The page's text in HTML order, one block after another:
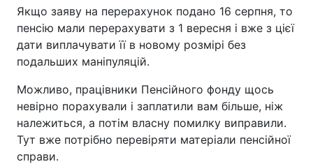
Якщо заяву на перерахунок подано 16 серпня, то
пенсію мали перерахувати з 1 вересня і вже з цієї
дати виплачувати її в новому розмірі без
подальших маніпуляцій.
Можливо, працівники Пенсійного фонду щось
невірно порахували і заплатили вам більше, ніж
належиться, а потім власну помилку виправили.
Тут вже потрібно перевіряти матеріали пенсійної
справи.